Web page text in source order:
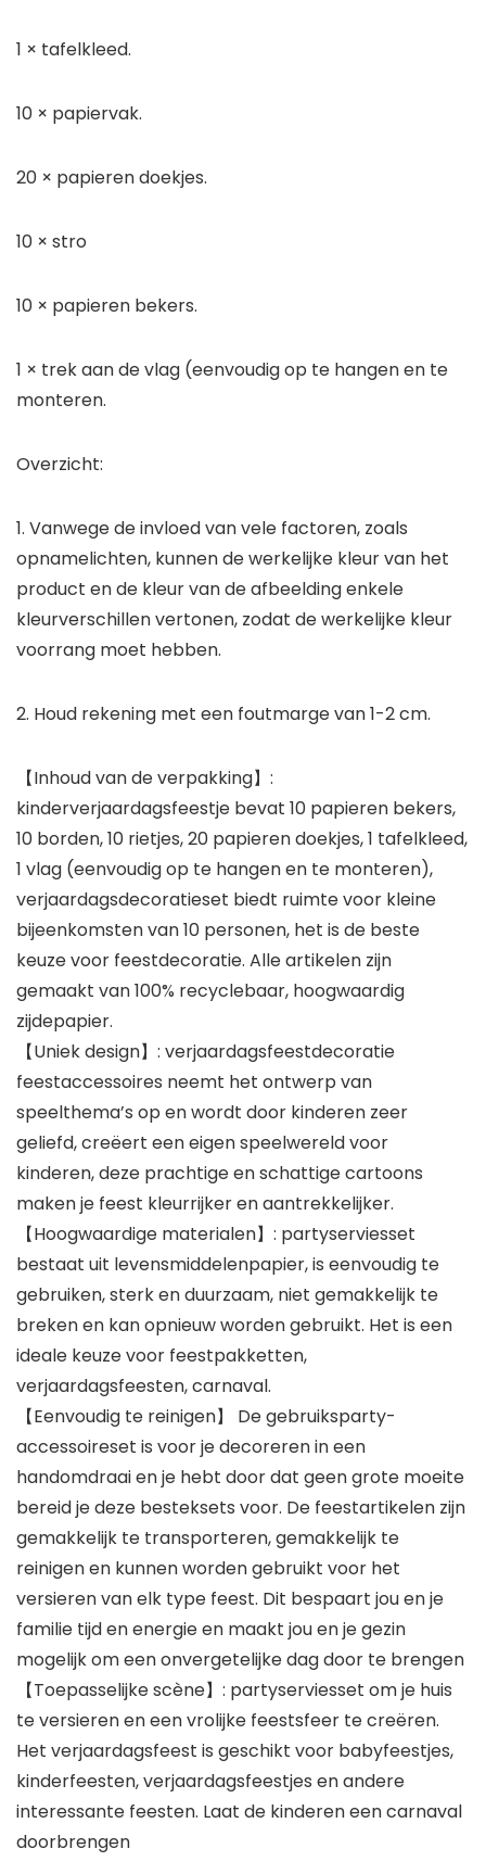
1 × tafelkleed.
10 × papiervak.
20 × papieren doekjes.
10 × stro
10 × papieren bekers.
1 × trek aan de vlag (eenvoudig op te hangen en te
monteren.
Overzicht:
1. Vanwege de invloed van vele factoren, zoals
opnamelichten, kunnen de werkelijke kleur van het
product en de kleur van de afbeelding enkele
kleurverschillen vertonen, zodat de werkelijke kleur
voorrang moet hebben.
2. Houd rekening met een foutmarge van 1-2 cm.
【Inhoud van de verpakking】:
kinderverjaardagsfeestje bevat 10 papieren bekers,
10 borden, 10 rietjes, 20 papieren doekjes, 1 tafelkleed,
1 vlag (eenvoudig op te hangen en te monteren),
verjaardagsdecoratieset biedt ruimte voor kleine
bijeenkomsten van 10 personen, het is de beste
keuze voor feestdecoratie. Alle artikelen zijn
gemaakt van 100% recyclebaar, hoogwaardig
zijdepapier.
【Uniek design】: verjaardagsfeestdecoratie
feestaccessoires neemt het ontwerp van
speelthema’s op en wordt door kinderen zeer
geliefd, creëert een eigen speelwereld voor
kinderen, deze prachtige en schattige cartoons
maken je feest kleurrijker en aantrekkelijker.
【Hoogwaardige materialen】: partyserviesset
bestaat uit levensmiddelenpapier, is eenvoudig te
gebruiken, sterk en duurzaam, niet gemakkelijk te
breken en kan opnieuw worden gebruikt. Het is een
ideale keuze voor feestpakketten,
verjaardagsfeesten, carnaval.
【Eenvoudig te reinigen】 De gebruiksparty-
accessoireset is voor je decoreren in een
handomdraai en je hebt door dat geen grote moeite
bereid je deze besteksets voor. De feestartikelen zijn
gemakkelijk te transporteren, gemakkelijk te
reinigen en kunnen worden gebruikt voor het
versieren van elk type feest. Dit bespaart jou en je
familie tijd en energie en maakt jou en je gezin
mogelijk om een onvergetelijke dag door te brengen
【Toepasselijke scène】: partyserviesset om je huis
te versieren en een vrolijke feestsfeer te creëren.
Het verjaardagsfeest is geschikt voor babyfeestjes,
kinderfeesten, verjaardagsfeestjes en andere
interessante feesten. Laat de kinderen een carnaval
doorbrengen